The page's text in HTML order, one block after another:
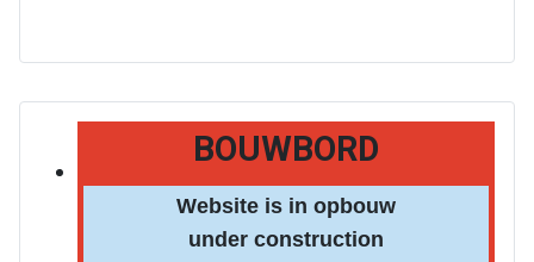
BOUWBORD
Website is in opbouw
under construction